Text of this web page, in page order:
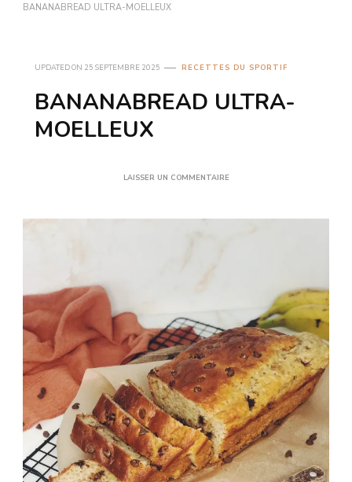
BANANABREAD ULTRA-MOELLEUX
UPDATED ON 25 SEPTEMBRE 2025 RECETTES DU SPORTIF
BANANABREAD ULTRA-
MOELLEUX
LAISSER UN COMMENTAIRESUR